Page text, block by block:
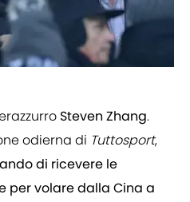
Steven Zhang.
odierna di Tuttosport,
di ricevere le
per volare dalla Cina a